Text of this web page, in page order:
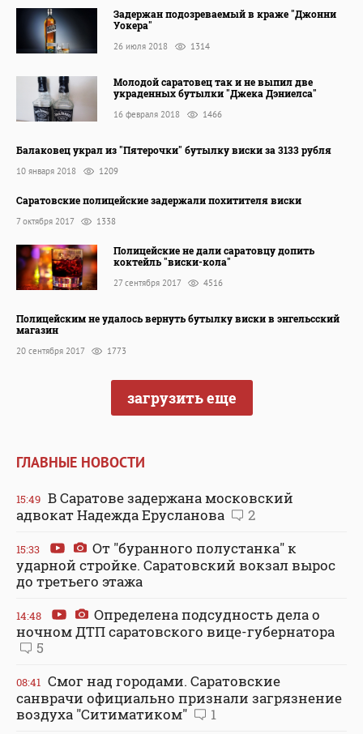
Задержан подозреваемый в краже "Джонни
Уокера"
26 июля 2018 1314
Молодой саратовец так и не выпил две
украденных бутылки "Джека Дэниелса"
16 февраля 2018 1466
Балаковец украл из "Пятерочки" бутылку виски за 3133 рубля
10 января 2018 1209
Саратовские полицейские задержали похитителя виски
7 октября 2017 1338
Полицейские не дали саратовцу допить
коктейль "виски-кола"
27 сентября 2017 4516
Полицейским не удалось вернуть бутылку виски в энгельсский
магазин
20 сентября 2017 1773
загрузить еще
ГЛАВНЫЕ НОВОСТИ
15:49 В Саратове задержана московский
адвокат Надежда Ерусланова
2
15:33
От "буранного полустанка" к
ударной стройке. Саратовский вокзал вырос
до третьего этажа
14:48
Определена подсудность дела о
ночном ДТП саратовского вице-губернатора
5
08:41 Смог над городами. Саратовские
санврачи официально признали загрязнение
воздуха "Ситиматиком"
1